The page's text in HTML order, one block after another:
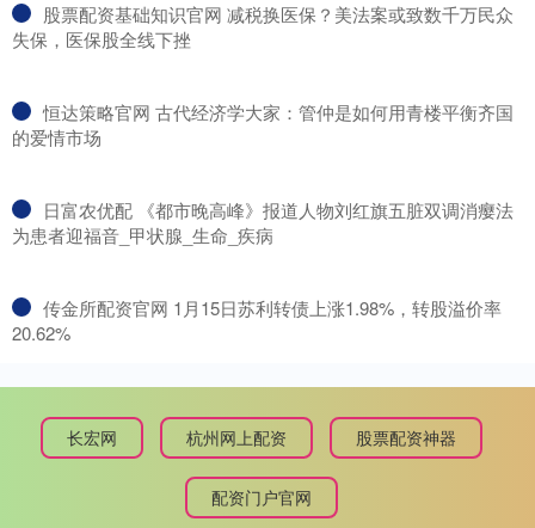
​股票配资基础知识官网 减税换医保？美法案或致数千万民众
失保，医保股全线下挫
​恒达策略官网 古代经济学大家：管仲是如何用青楼平衡齐国
的爱情市场
​日富农优配 《都市晚高峰》报道人物刘红旗五脏双调消瘿法
为患者迎福音_甲状腺_生命_疾病
​传金所配资官网 1月15日苏利转债上涨1.98%，转股溢价率
20.62%
长宏网 杭州网上配资 股票配资神器
配资门户官网